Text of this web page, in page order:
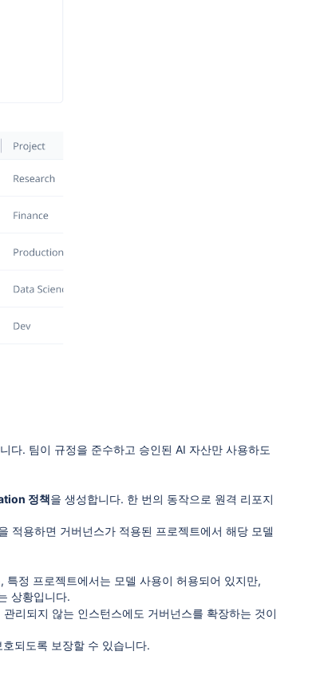
다. 팀이 규정을 준수하고 승인된 AI 자산만 사용하도
정책을 생성합니다. 한 번의 동작으로 원격 리포지
적용하면 거버넌스가 적용된 프로젝트에서 해당 모델
정 프로젝트에서는 모델 사용이 허용되어 있지만,
상황입니다.
관리되지 않는 인스턴스에도 거버넌스를 확장하는 것이
되도록 보장할 수 있습니다.